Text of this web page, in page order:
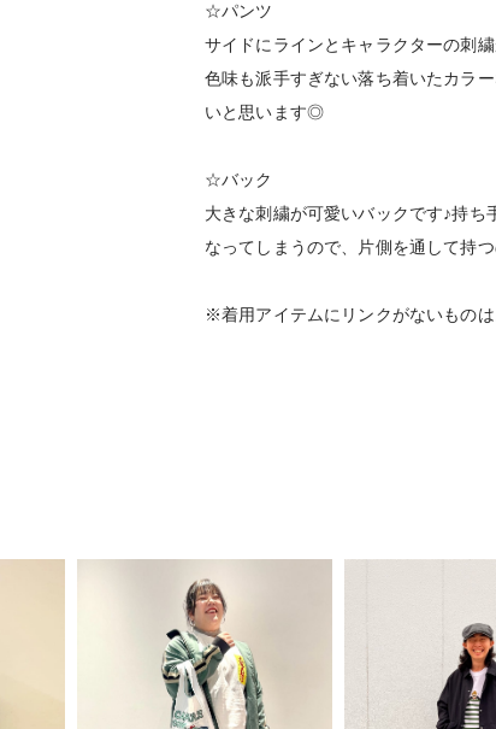
☆パンツ
サイドにラインとキャラクターの刺
色味も派手すぎない落ち着いたカラ
いと思います◎
☆バック
大きな刺繍が可愛いバックです♪持ち
なってしまうので、片側を通して持
※着用アイテムにリンクがないものは